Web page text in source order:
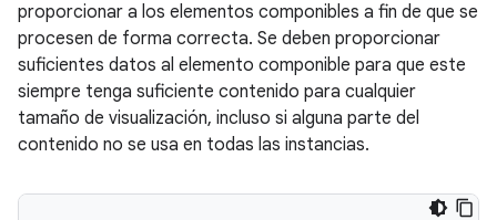
proporcionar a los elementos componibles a fin de que se
procesen de forma correcta. Se deben proporcionar
suficientes datos al elemento componible para que este
siempre tenga suficiente contenido para cualquier
tamaño de visualización, incluso si alguna parte del
contenido no se usa en todas las instancias.